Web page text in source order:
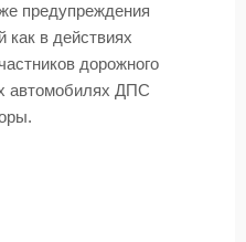
предупреждения
как в действиях
дорожного
автомобилях ДПС